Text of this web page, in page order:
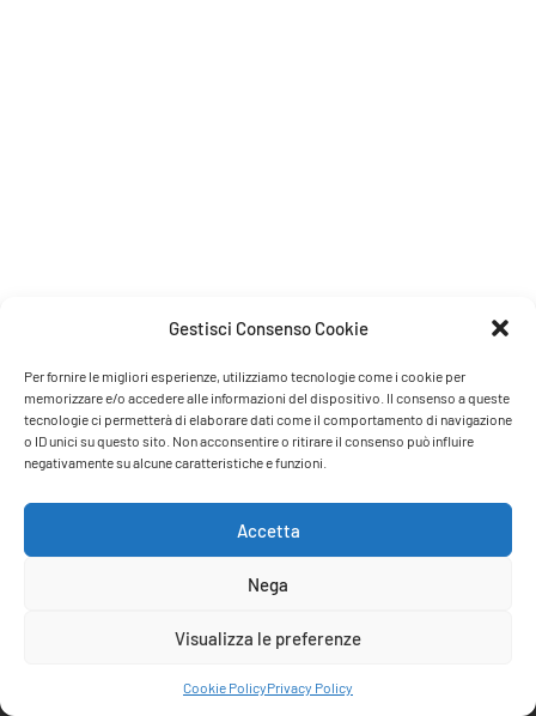
Gestisci Consenso Cookie
Per fornire le migliori esperienze, utilizziamo tecnologie come i cookie per
memorizzare e/o accedere alle informazioni del dispositivo. Il consenso a queste
tecnologie ci permetterà di elaborare dati come il comportamento di navigazione
o ID unici su questo sito. Non acconsentire o ritirare il consenso può influire
negativamente su alcune caratteristiche e funzioni.
Accetta
Nega
Visualizza le preferenze
Cookie PolicyPrivacy Policy
Con i piedi tra i merluzzi
Il sole a mezzanotte e la luna a mezzogiorno, il black metal e
l’opera, le auto elettriche e il petrolio, l’integrazione e il
neonazismo; la